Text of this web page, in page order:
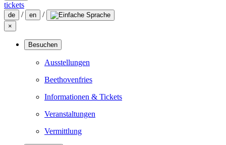
tickets
de / en /
×
Besuchen
Ausstellungen
Beethovenfries
Informationen & Tickets
Veranstaltungen
Vermittlung